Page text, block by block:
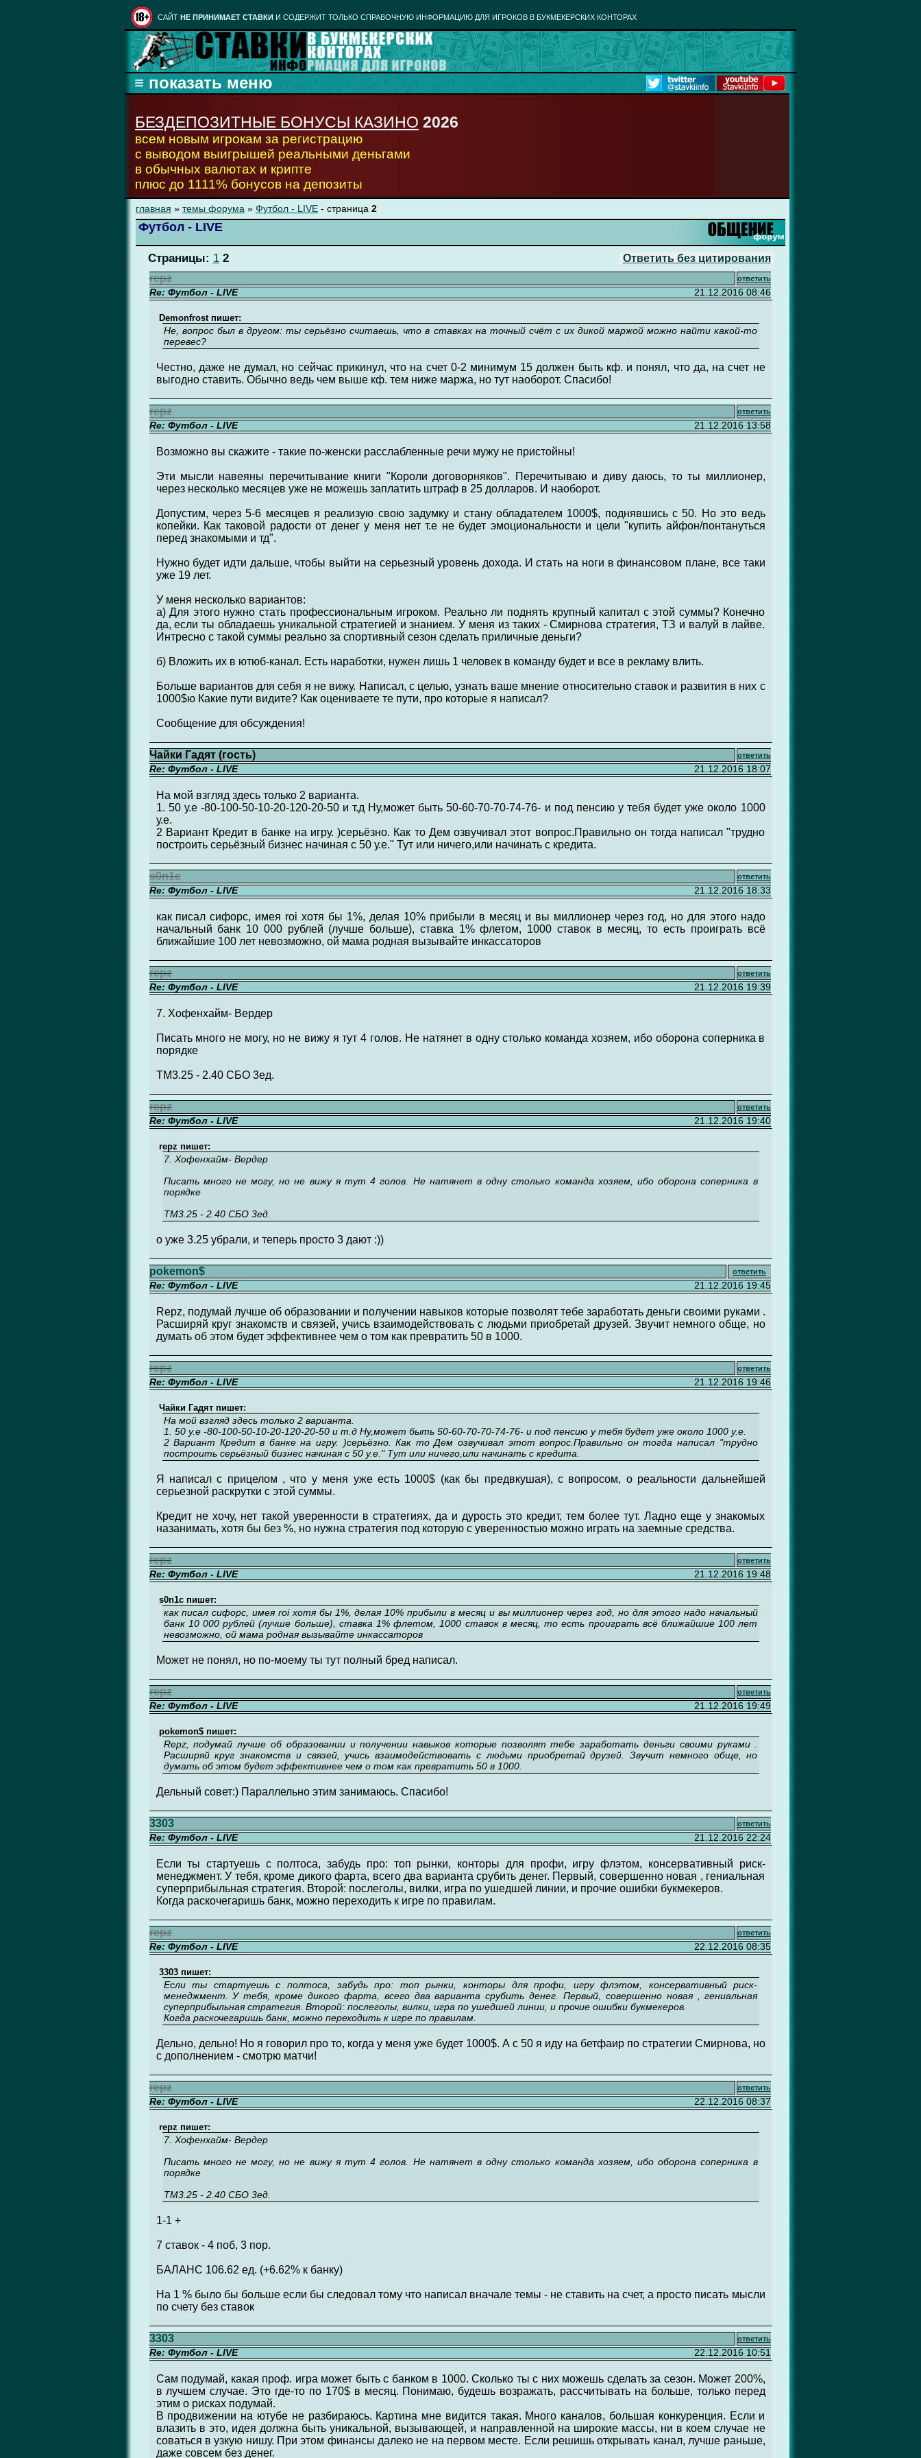
CАЙТ НЕ ПРИНИМАЕТ СТАВКИ И СОДЕРЖИТ ТОЛЬКО СПРАВОЧНУЮ ИНФОРМАЦИЮ ДЛЯ ИГРОКОВ В БУКМЕКЕРСКИХ КОНТОРАХ
БЕЗДЕПОЗИТНЫЕ БОНУСЫ КАЗИНО 2026
всем новым игрокам за регистрацию
с выводом выигрышей реальными деньгами
в обычных валютах и крипте
плюс до 1111% бонусов на депозиты
главная » темы форума » Футбол - LIVE - страница 2
Футбол - LIVE
Страницы: 1 2
Ответить без цитирования
repz
ответить
Re: Футбол - LIVE 21.12.2016 08:46
Demonfrost пишет:
Не, вопрос был в другом: ты серьёзно считаешь, что в ставках на точный счёт с их дикой маржой можно найти какой-то
перевес?
Честно, даже не думал, но сейчас прикинул, что на счет 0-2 минимум 15 должен быть кф. и понял, что да, на счет не
выгодно ставить. Обычно ведь чем выше кф. тем ниже маржа, но тут наоборот. Спасибо!
repz ответить
Re: Футбол - LIVE 21.12.2016 13:58
Возможно вы скажите - такие по-женски расслабленные речи мужу не пристойны!
Эти мысли навеяны перечитывание книги "Короли договорняков". Перечитываю и диву даюсь, то ты миллионер,
через несколько месяцев уже не можешь заплатить штраф в 25 долларов. И наоборот.
Допустим, через 5-6 месяцев я реализую свою задумку и стану обладателем 1000$, поднявшись с 50. Но это ведь
копейки. Как таковой радости от денег у меня нет т.е не будет эмоциональности и цели "купить айфон/понтануться
перед знакомыми и тд".
Нужно будет идти дальше, чтобы выйти на серьезный уровень дохода. И стать на ноги в финансовом плане, все таки
уже 19 лет.
У меня несколько вариантов:
а) Для этого нужно стать профессиональным игроком. Реально ли поднять крупный капитал с этой суммы? Конечно
да, если ты обладаешь уникальной стратегией и знанием. У меня из таких - Смирнова стратегия, ТЗ и валуй в лайве.
Интресно с такой суммы реально за спортивный сезон сделать приличные деньги?
б) Вложить их в ютюб-канал. Есть наработки, нужен лишь 1 человек в команду будет и все в рекламу влить.
Больше вариантов для себя я не вижу. Написал, с целью, узнать ваше мнение относительно ставок и развития в них с
1000$ю Какие пути видите? Как оцениваете те пути, про которые я написал?
Сообщение для обсуждения!
Чайки Гадят (гость) ответить
Re: Футбол - LIVE 21.12.2016 18:07
На мой взгляд здесь только 2 варианта.
1. 50 у.е -80-100-50-10-20-120-20-50 и т.д Ну,может быть 50-60-70-70-74-76- и под пенсию у тебя будет уже около 1000
у.е.
2 Вариант Кредит в банке на игру. )серьёзно. Как то Дем озвучивал этот вопрос.Правильно он тогда написал "трудно
построить серьёзный бизнес начиная с 50 у.е." Тут или ничего,или начинать с кредита.
s0n1c ответить
Re: Футбол - LIVE 21.12.2016 18:33
как писал сифорс, имея roi хотя бы 1%, делая 10% прибыли в месяц и вы миллионер через год, но для этого надо
начальный банк 10 000 рублей (лучше больше), ставка 1% флетом, 1000 ставок в месяц, то есть проиграть всё
ближайшие 100 лет невозможно, ой мама родная вызывайте инкассаторов
repz ответить
Re: Футбол - LIVE 21.12.2016 19:39
7. Хофенхайм- Вердер
Писать много не могу, но не вижу я тут 4 голов. Не натянет в одну столько команда хозяем, ибо оборона соперника в
порядке
ТМ3.25 - 2.40 СБО 3ед.
repz ответить
Re: Футбол - LIVE 21.12.2016 19:40
repz пишет:
7. Хофенхайм- Вердер
Писать много не могу, но не вижу я тут 4 голов. Не натянет в одну столько команда хозяем, ибо оборона соперника в
порядке
ТМ3.25 - 2.40 СБО 3ед.
о уже 3.25 убрали, и теперь просто 3 дают :))
pokemon$ ответить
Re: Футбол - LIVE 21.12.2016 19:45
Repz, подумай лучше об образовании и получении навыков которые позволят тебе заработать деньги своими руками .
Расширяй круг знакомств и связей, учись взаимодействовать с людьми приобретай друзей. Звучит немного обще, но
думать об этом будет эффективнее чем о том как превратить 50 в 1000.
repz ответить
Re: Футбол - LIVE 21.12.2016 19:46
Чайки Гадят пишет:
На мой взгляд здесь только 2 варианта.
1. 50 у.е -80-100-50-10-20-120-20-50 и т.д Ну,может быть 50-60-70-70-74-76- и под пенсию у тебя будет уже около 1000 у.е.
2 Вариант Кредит в банке на игру. )серьёзно. Как то Дем озвучивал этот вопрос.Правильно он тогда написал "трудно
построить серьёзный бизнес начиная с 50 у.е." Тут или ничего,или начинать с кредита.
Я написал с прицелом , что у меня уже есть 1000$ (как бы предвкушая), с вопросом, о реальности дальнейшей
серьезной раскрутки с этой суммы.
Кредит не хочу, нет такой уверенности в стратегиях, да и дурость это кредит, тем более тут. Ладно еще у знакомых
назанимать, хотя бы без %, но нужна стратегия под которую с уверенностью можно играть на заемные средства.
repz ответить
Re: Футбол - LIVE 21.12.2016 19:48
s0n1c пишет:
как писал сифорс, имея roi хотя бы 1%, делая 10% прибыли в месяц и вы миллионер через год, но для этого надо начальный
банк 10 000 рублей (лучше больше), ставка 1% флетом, 1000 ставок в месяц, то есть проиграть всё ближайшие 100 лет
невозможно, ой мама родная вызывайте инкассаторов
Может не понял, но по-моему ты тут полный бред написал.
repz ответить
Re: Футбол - LIVE 21.12.2016 19:49
pokemon$ пишет:
Repz, подумай лучше об образовании и получении навыков которые позволят тебе заработать деньги своими руками .
Расширяй круг знакомств и связей, учись взаимодействовать с людьми приобретай друзей. Звучит немного обще, но
думать об этом будет эффективнее чем о том как превратить 50 в 1000.
Дельный совет:) Параллельно этим занимаюсь. Спасибо!
3303 ответить
Re: Футбол - LIVE 21.12.2016 22:24
Если ты стартуешь с полтоса, забудь про: топ рынки, конторы для профи, игру флэтом, консервативный риск-
менеджмент. У тебя, кроме дикого фарта, всего два варианта срубить денег. Первый, совершенно новая , гениальная
суперприбыльная стратегия. Второй: послеголы, вилки, игра по ушедшей линии, и прочие ошибки букмекеров.
Когда раскочегаришь банк, можно переходить к игре по правилам.
repz ответить
Re: Футбол - LIVE 22.12.2016 08:35
3303 пишет:
Если ты стартуешь с полтоса, забудь про: топ рынки, конторы для профи, игру флэтом, консервативный риск-
менеджмент. У тебя, кроме дикого фарта, всего два варианта срубить денег. Первый, совершенно новая , гениальная
суперприбыльная стратегия. Второй: послеголы, вилки, игра по ушедшей линии, и прочие ошибки букмекеров.
Когда раскочегаришь банк, можно переходить к игре по правилам.
Дельно, дельно! Но я говорил про то, когда у меня уже будет 1000$. А с 50 я иду на бетфаир по стратегии Смирнова, но
с дополнением - смотрю матчи!
repz ответить
Re: Футбол - LIVE 22.12.2016 08:37
repz пишет:
7. Хофенхайм- Вердер
Писать много не могу, но не вижу я тут 4 голов. Не натянет в одну столько команда хозяем, ибо оборона соперника в
порядке
ТМ3.25 - 2.40 СБО 3ед.
1-1 +
7 ставок - 4 поб, 3 пор.
БАЛАНС 106.62 ед. (+6.62% к банку)
На 1 % было бы больше если бы следовал тому что написал вначале темы - не ставить на счет, а просто писать мысли
по счету без ставок
3303 ответить
Re: Футбол - LIVE 22.12.2016 10:51
Сам подумай, какая проф. игра может быть с банком в 1000. Сколько ты с них можешь сделать за сезон. Может 200%,
в лучшем случае. Это где-то по 170$ в месяц. Понимаю, будешь возражать, рассчитывать на больше, только перед
этим о рисках подумай.
В продвижении на ютубе не разбираюсь. Картина мне видится такая. Много каналов, большая конкуренция. Если и
влазить в это, идея должна быть уникальной, вызывающей, и направленной на широкие массы, ни в коем случае не
соваться в узкую нишу. При этом финансы далеко не на первом месте. Если решишь открывать канал, лучше раньше,
даже совсем без денег.